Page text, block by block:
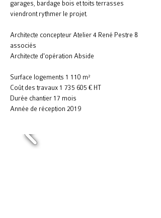
garages, bardage bois et toits terrasses
viendront rythmer le projet.
Architecte concepteur Atelier 4 René Pestre &
associés
Architecte d'opération Abside
Surface logements 1 110 m²
Coût des travaux 1 735 605 € HT
Durée chantier 17 mois
Année de réception 2019